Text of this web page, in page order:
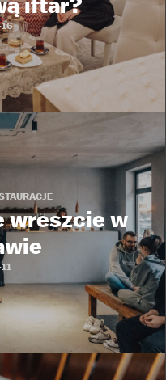
wreszcie w